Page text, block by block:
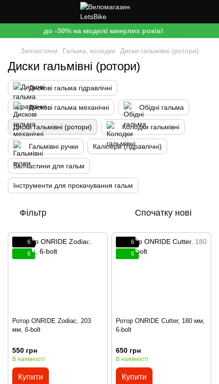
до -30% на моделі минулих років!
Запчастини Гальма, колодки Диски гальмівні (ротори)
Диски гальмівні (ротори)
Дискові гальма гідравлічні
Дискові гальма механічні Обідні гальма
Диски гальмівні (ротори) Колодки гальмівні
Гальмівні ручки Каліпери (гідравлічні)
Запчастини для гальм
Інструменти для прокачування гальм
Фільтр Спочатку нові
6
6
Ротор ONRIDE Zodiac, 203
мм, 6-bolt
550 грн
В наявності
Купити
6
6
Ротор ONRIDE Cutter, 180 мм,
6-bolt
650 грн
В наявності
Купити